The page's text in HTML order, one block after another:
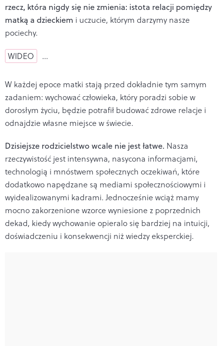
rzecz, która nigdy się nie zmienia: istota relacji pomiędzy
matką a dzieckiem i uczucie, którym darzymy nasze
pociechy.
WIDEO …
W każdej epoce matki stają przed dokładnie tym samym
zadaniem: wychować człowieka, który poradzi sobie w
dorosłym życiu, będzie potrafił budować zdrowe relacje i
odnajdzie własne miejsce w świecie.
Dzisiejsze rodzicielstwo wcale nie jest łatwe. Nasza
rzeczywistość jest intensywna, nasycona informacjami,
technologią i mnóstwem społecznych oczekiwań, które
dodatkowo napędzane są mediami społecznościowymi i
wyidealizowanymi kadrami. Jednocześnie wciąż mamy
mocno zakorzenione wzorce wyniesione z poprzednich
dekad, kiedy wychowanie opieralo się bardziej na intuicji,
doświadczeniu i konsekwencji niż wiedzy eksperckiej.